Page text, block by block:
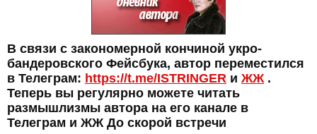
В связи с закономерной кончиной укро-
бандеровского Фейсбука, автор переместился
в Телеграм: https://t.me/ISTRINGER и ЖЖ.
Теперь вы регулярно можете читать
размышлизмы автора на его канале в
Телеграм и ЖЖ До скорой встречи